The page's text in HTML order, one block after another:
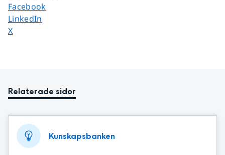
Dela sidan på
Facebook
Dela sidan på
LinkedIn
Dela sidan på
X
Relaterade sidor
Kunskapsbanken